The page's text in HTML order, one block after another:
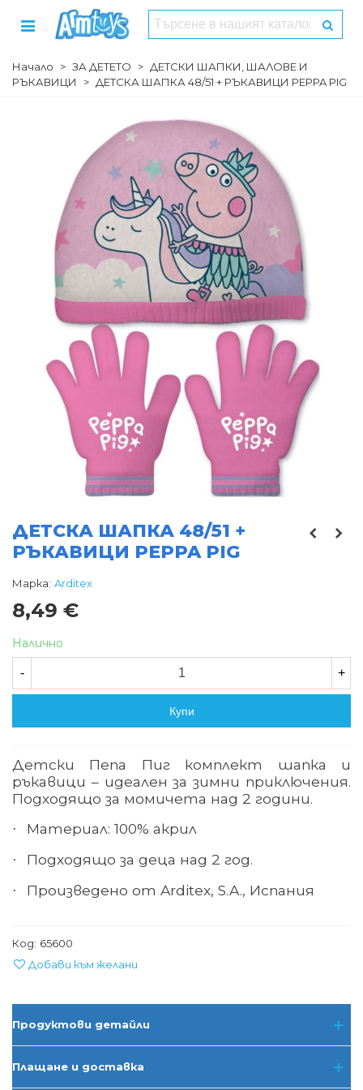
Начало > ЗА ДЕТЕТО > ДЕТСКИ ШАПКИ, ШАЛОВЕ И
РЪКАВИЦИ
> ДЕТСКА ШАПКА 48/51 + РЪКАВИЦИ PEPPA PIG
ДЕТСКА ШАПКА 48/51 +
РЪКАВИЦИ PEPPA PIG
Марка: Arditex
8,49 €
Налично
- +
Купи
Детски Пепа Пиг комплект шапка и
ръкавици – идеален за зимни приключения.
Подходящо за момичета над 2 години.
· Материал: 100% акрил
· Подходящо за деца над 2 год.
· Произведено от Arditex, S.A., Испания
Код: 65600
Добави към желани
Продуктови детайли
Плащане и доставка